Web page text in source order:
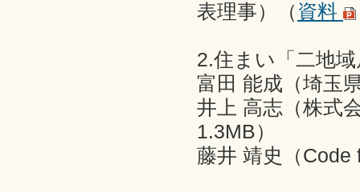
表理事）（ 資料
2.住まい「二地
富田 能成（埼玉
井上 高志（株式
1.3MB）
藤井 靖史（Code